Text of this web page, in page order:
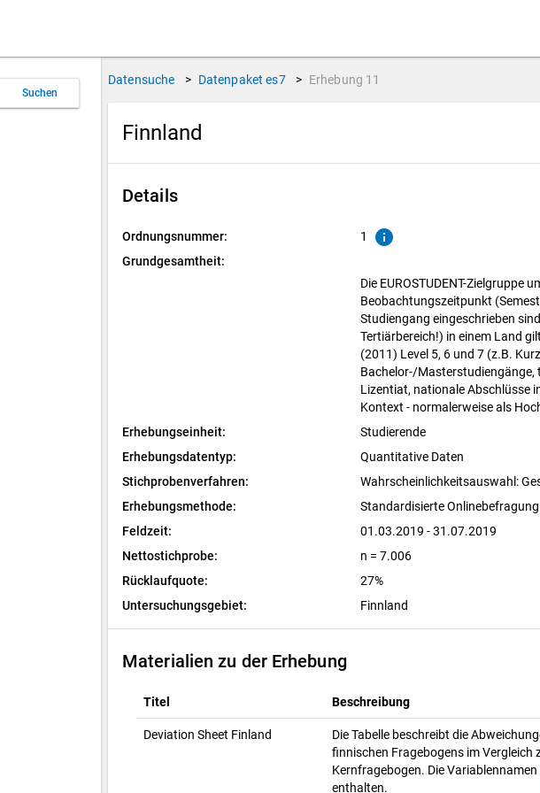
Suchen
Datensuche > Datenpaket es7 > Erhebung 11
Finnland
Details
Ordnungsnummer: 1 info
Grundgesamtheit:
Die EUROSTUDENT-Zielgruppe
Beobachtungszeitpunkt
Studiengang eingeschrieben
Tertiärbereich!) in einem Land
(2011) Level 5, 6 und 7 (z.B.
Bachelor-/Masterstudiengänge,
Lizentiat, nationale Abschlüsse
Kontext - normalerweise als
Erhebungseinheit:
Studierende
Erhebungsdatentyp:
Quantitative Daten
Stichprobenverfahren:
Wahrscheinlichkeitsauswahl:
Erhebungsmethode:
Standardisierte Onlinebefragung
Feldzeit:
01.03.2019 - 31.07.2019
Nettostichprobe:
n = 7.006
Rücklaufquote:
27%
Untersuchungsgebiet:
Finnland
Materialien zu der Erhebung
Titel Beschreibung
Deviation Sheet Finland
Die Tabelle beschreibt die
finnischen Fragebogens im Vergleich
Kernfragebogen. Die Variablennamen
enthalten.